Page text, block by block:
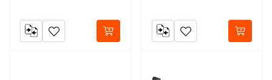
Acheter
AJOUTER À MA LISTE DE SOUHAITS
AJOUTER AU COMPARATEUR Acheter
AJOUTER À MA LISTE DE
AJOUTER AU COMPARATEUR